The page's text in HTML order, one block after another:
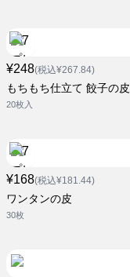
¥248(税込¥267.84)
もちもち仕立て 餃子の皮
20枚入
¥168(税込¥181.44)
ワンタンの皮
30枚